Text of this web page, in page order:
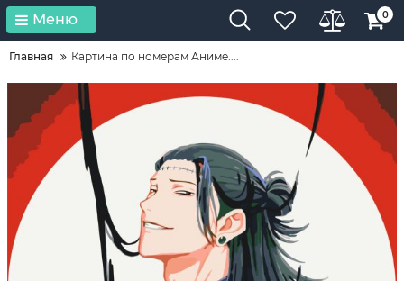
Меню 0
Главная Картина по номерам Аниме....